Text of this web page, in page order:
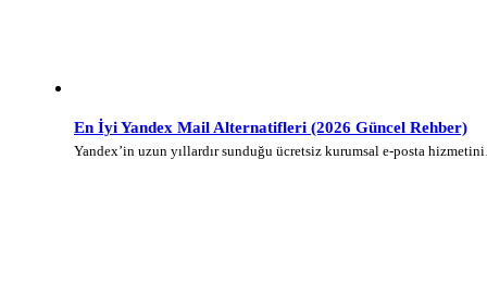
En İyi Yandex Mail Alternatifleri (2026 Güncel Rehber)
Yandex’in uzun yıllardır sunduğu ücretsiz kurumsal e-posta